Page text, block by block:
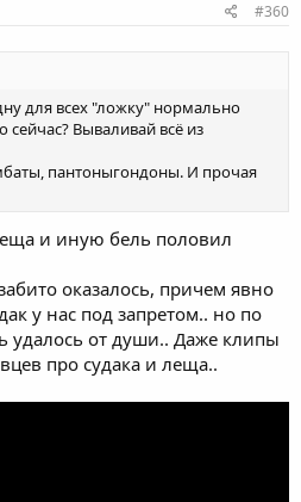
#360
для всех "ложку" нормально
сейчас? Вываливай всё из
пантоныгондоны. И прочая
и иную бель половил
оказалось, причем явно
у нас под запретом.. но по
удалось от души.. Даже клипы
про судака и леща..